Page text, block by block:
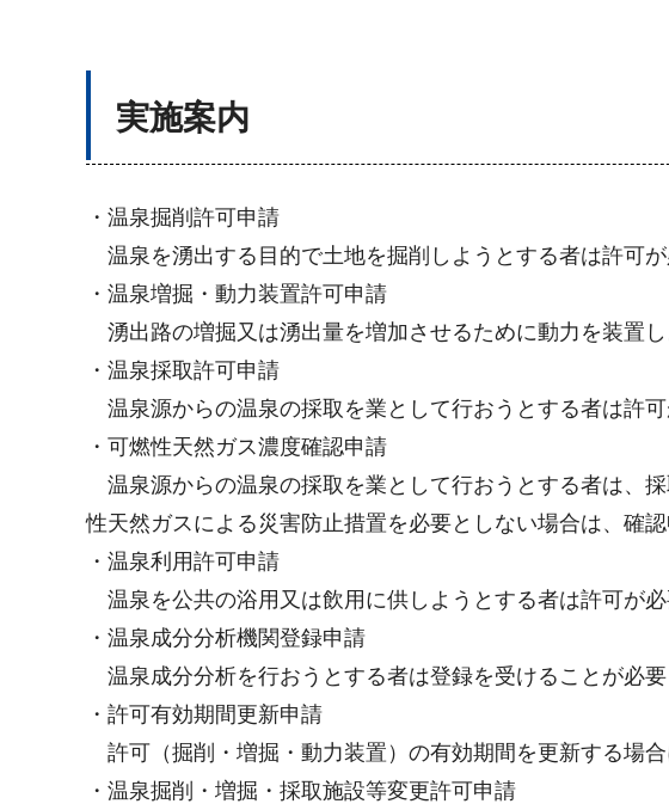
実施案内
・温泉掘削許可申請
温泉を湧出する目的で土地を掘削しようとする者は許可
・温泉増掘・動力装置許可申請
湧出路の増掘又は湧出量を増加させるために動力を装置
・温泉採取許可申請
温泉源からの温泉の採取を業として行おうとする者は許
・可燃性天然ガス濃度確認申請
温泉源からの温泉の採取を業として行おうとする者は、
性天然ガスによる災害防止措置を必要としない場合は、確
・温泉利用許可申請
温泉を公共の浴用又は飲用に供しようとする者は許可が
・温泉成分分析機関登録申請
温泉成分分析を行おうとする者は登録を受けることが必要
・許可有効期間更新申請
許可（掘削・増掘・動力装置）の有効期間を更新する場
・温泉掘削・増掘・採取施設等変更許可申請